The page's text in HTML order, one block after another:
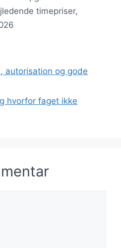
timepriser,
autorisation og gode
hvorfor faget ikke